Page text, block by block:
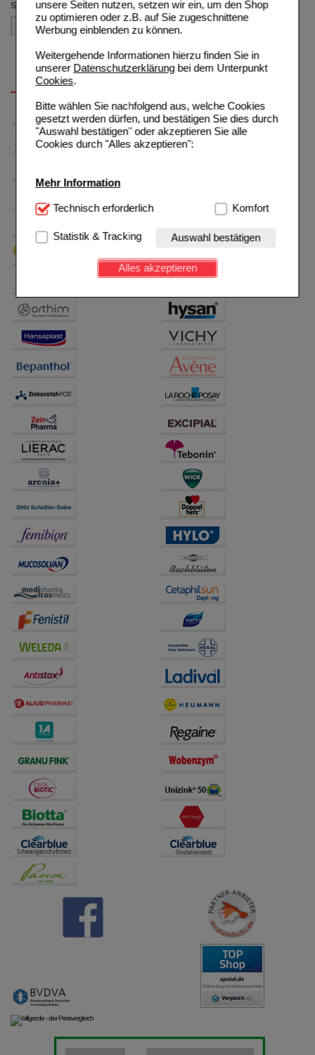
unsere Seiten nutzen, setzen wir ein, um den Shop
zu optimieren oder z.B. auf Sie zugeschnittene
Werbung einblenden zu können.
Weitergehende Informationen hierzu finden Sie in
unserer Datenschutzerklärungbei dem Unterpunkt
Cookies.
Bitte wählen Sie nachfolgend aus, welche Cookies
gesetzt werden dürfen, und bestätigen Sie dies durch
"Auswahl bestätigen" oder akzeptieren Sie alle
Cookies durch "Alles akzeptieren":
Mehr Information
Technisch Notwendig:Hierbei handelt es sich um
Website notwendig sind (z.B. Navigation, Warenkorb,
Kundenkonto), weshalb auf diese nicht verzichtet
werden kann.
Einkaufserlebnis noch ansprechender zu gestalten,
beispielsweise für die Wiedererkennung des
Besuchers oder unsere Seite an bevorzugte
Verhaltensweisen (z.B. Spracheinstellung)
anzupassen. Komfort-Cookies ermöglichen es uns
auch auf Ihre Bedürfnisse zugeschrittene Inhalte
anzuzeigen und unser Partnerprogramm zu
Informationen über die Art und Weise der Nutzung
Website weiter für Sie optimieren können, den Inhalt
auf unserer Website aber auch die Werbung auf
Drittseiten möglichst relevant für Sie zu gestalten.
Bitte beachten Sie, dass Daten hierfür teilweise an
Dritte wie z.B. Google oder soziale Medien
übertragen werden.
Technisch erforderlich Komfort
Statistik & Tracking Auswahl bestätigen
Alles akzeptieren
Sortieren nach